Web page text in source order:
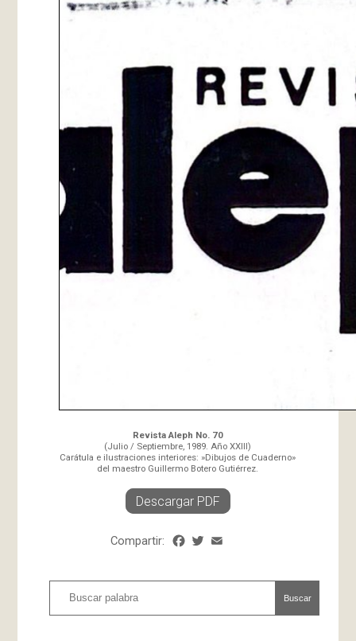
Revista Aleph No. 70
(Julio / Septiembre, 1989. Año XXIII)
Carátula e ilustraciones interiores: »Dibujos de Cuaderno»
del maestro Guillermo Botero Gutiérrez.
Descargar PDF
Compartir: Facebook
Twitter
Buscar